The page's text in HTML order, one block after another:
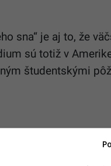
sna“ je aj to, že
sú totiž v
študentskými
ale veľmi